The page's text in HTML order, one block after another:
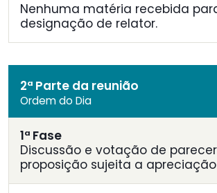
Nenhuma matéria recebida
designação de relator.
2ª Parte da reunião
Ordem do Dia
1ª Fase
Discussão e votação de
proposição sujeita a